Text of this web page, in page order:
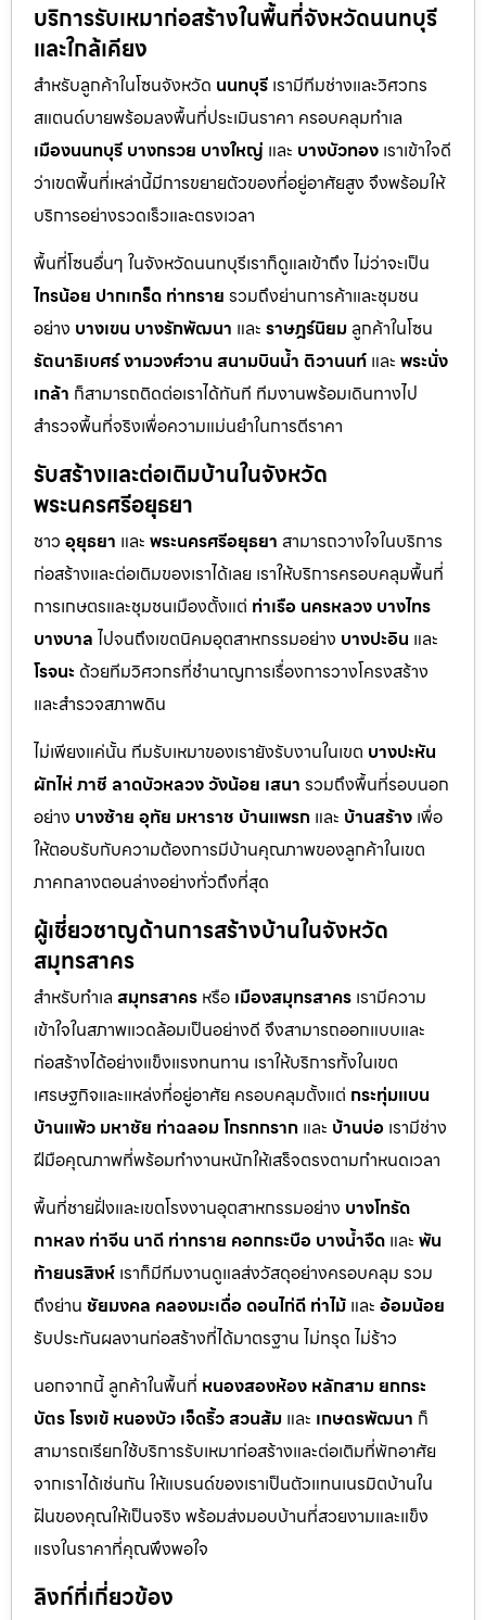
บริการรับเหมาก่อสร้างในพื้นที่จังหวัดนนทบุรี
และใกล้เคียง
สำหรับลูกค้าในโซนจังหวัด นนทบุรี เรามีทีมช่างและวิศวกร
สแตนด์บายพร้อมลงพื้นที่ประเมินราคา ครอบคลุมทำเล
เมืองนนทบุรี บางกรวย บางใหญ่ และ บางบัวทอง เราเข้าใจดี
ว่าเขตพื้นที่เหล่านี้มีการขยายตัวของที่อยู่อาศัยสูง จึงพร้อมให้
บริการอย่างรวดเร็วและตรงเวลา
พื้นที่โซนอื่นๆ ในจังหวัดนนทบุรีเราก็ดูแลเข้าถึง ไม่ว่าจะเป็น
ไทรน้อย ปากเกร็ด ท่าทราย รวมถึงย่านการค้าและชุมชน
อย่าง บางเขน บางรักพัฒนา และ ราษฎร์นิยม ลูกค้าในโซน
รัตนาธิเบศร์งามวงศ์วาน สนามบินน้ำ ติวานนท์ และ พระนั่ง
เกล้า ก็สามารถติดต่อเราได้ทันที ทีมงานพร้อมเดินทางไป
สำรวจพื้นที่จริงเพื่อความแม่นยำในการตีราคา
รับสร้างและต่อเติมบ้านในจังหวัด
พระนครศรีอยุธยา
ชาว อุยุธยา และ พระนครศรีอยุธยา สามารถวางใจในบริการ
ก่อสร้างและต่อเติมของเราได้เลย เราให้บริการครอบคลุมพื้นที่
การเกษตรและชุมชนเมืองตั้งแต่ ท่าเรือ นครหลวง บางไทร
บางบาล ไปจนถึงเขตนิคมอุตสาหกรรมอย่าง บางปะอิน และ
โรจนะ ด้วยทีมวิศวกรที่ชำนาญการเรื่องการวางโครงสร้าง
และสำรวจสภาพดิน
ไม่เพียงแค่นั้น ทีมรับเหมาของเรายังรับงานในเขต บางปะหัน
ผักไห่ภาชี ลาดบัวหลวงวังน้อย เสนา รวมถึงพื้นที่รอบนอก
อย่าง บางซ้าย อุทัย มหาราช บ้านแพรก และ บ้านสร้าง เพื่อ
ให้ตอบรับกับความต้องการมีบ้านคุณภาพของลูกค้าในเขต
ภาคกลางตอนล่างอย่างทั่วถึงที่สุด
ผู้เชี่ยวชาญด้านการสร้างบ้านในจังหวัด
สมุทรสาคร
สำหรับทำเล สมุทรสาคร หรือ เมืองสมุทรสาคร เรามีความ
เข้าใจในสภาพแวดล้อมเป็นอย่างดี จึงสามารถออกแบบและ
ก่อสร้างได้อย่างแข็งแรงทนทาน เราให้บริการทั้งในเขต
เศรษฐกิจและแหล่งที่อยู่อาศัย ครอบคลุมตั้งแต่ กระทุ่มแบน
บ้านแพ้ว มหาชัย ท่าฉลอมโกรกกราก และ บ้านบ่อ เรามีช่าง
ฝีมือคุณภาพที่พร้อมทำงานหนักให้เสร็จตรงตามกำหนดเวลา
พื้นที่ชายฝั่งและเขตโรงงานอุตสาหกรรมอย่าง บางโทรัด
กาหลง ท่าจีน นาดี ท่าทราย คอกกระบือ บางน้ำจืด และ พัน
ท้ายนรสิงห์ เราก็มีทีมงานดูแลส่งวัสดุอย่างครอบคลุม รวม
ถึงย่าน ชัยมงคล คลองมะเดื่อ ดอนไก่ดี ท่าไม้ และ อ้อมน้อย
รับประกันผลงานก่อสร้างที่ได้มาตรฐาน ไม่ทรุด ไม่ร้าว
นอกจากนี้ ลูกค้าในพื้นที่ หนองสองห้อง หลักสามยกกระ
บัตรโรงเข้ หนองบัว เจ็ดริ้วสวนส้ม และ เกษตรพัฒนา ก็
สามารถเรียกใช้บริการรับเหมาก่อสร้างและต่อเติมที่พักอาศัย
จากเราได้เช่นกัน ให้แบรนด์ของเราเป็นตัวแทนเนรมิตบ้านใน
ฝันของคุณให้เป็นจริง พร้อมส่งมอบบ้านที่สวยงามและแข็ง
แรงในราคาที่คุณพึงพอใจ
ลิงก์ที่เกี่ยวข้อง